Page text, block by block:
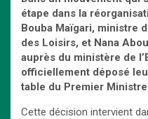
étape dans la
Bouba Maïgari, ministre
des Loisirs, et Nana
auprès du ministère de
officiellement déposé
table du Premier
Cette décision intervient